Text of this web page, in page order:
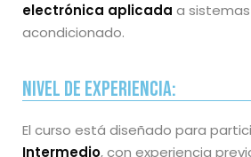
electrónica aplicada a
acondicionado.
Nivel de Experiencia:
El curso está diseñado para
Intermedio, con experiencia